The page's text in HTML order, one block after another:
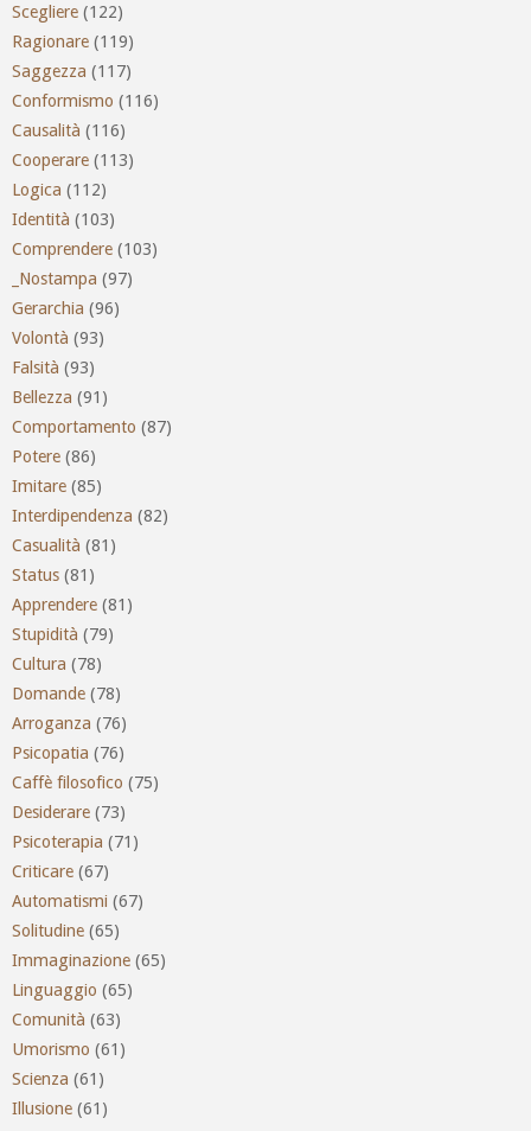
Scegliere (122)
Ragionare (119)
Saggezza (117)
Conformismo (116)
Causalità (116)
Cooperare (113)
Logica (112)
Identità (103)
Comprendere (103)
_Nostampa (97)
Gerarchia (96)
Volontà (93)
Falsità (93)
Bellezza (91)
Comportamento (87)
Potere (86)
Imitare (85)
Interdipendenza (82)
Casualità (81)
Status (81)
Apprendere (81)
Stupidità (79)
Cultura (78)
Domande (78)
Arroganza (76)
Psicopatia (76)
Caffè filosofico (75)
Desiderare (73)
Psicoterapia (71)
Criticare (67)
Automatismi (67)
Solitudine (65)
Immaginazione (65)
Linguaggio (65)
Comunità (63)
Umorismo (61)
Scienza (61)
Illusione (61)